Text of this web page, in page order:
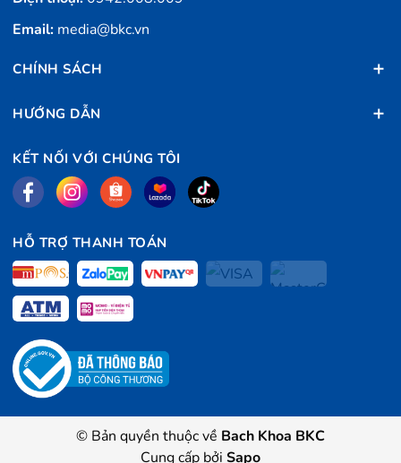
Email: media@bkc.vn
CHÍNH SÁCH
HƯỚNG DẪN
KẾT NỐI VỚI CHÚNG TÔI
HỖ TRỢ THANH TOÁN
© Bản quyền thuộc về Bach Khoa BKC
Cung cấp bởi Sapo